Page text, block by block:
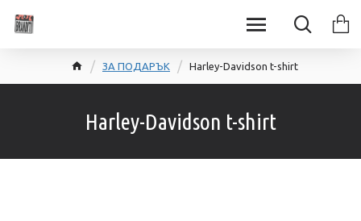
ЗА ПОДАРЪК Harley-Davidson t-shirt
Harley-Davidson t-shirt